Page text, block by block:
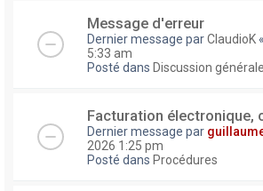
Message d'erreur
Dernier message parClaudioK «
5:33 am
Posté dans Discussion générale
Facturation électronique,
Dernier message par
2026 1:25 pm
Posté dans Procédures